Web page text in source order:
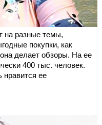
на разные темы,
покупки, как
делает обзоры. На ее
400 тыс. человек.
нравится ее